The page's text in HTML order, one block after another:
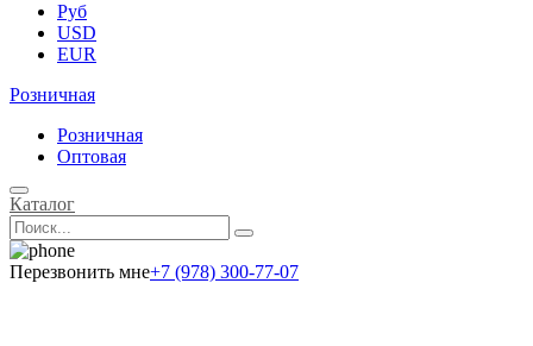
Руб
USD
EUR
Розничная
Розничная
Оптовая
Каталог
Перезвонить мне+7 (978) 300-77-07